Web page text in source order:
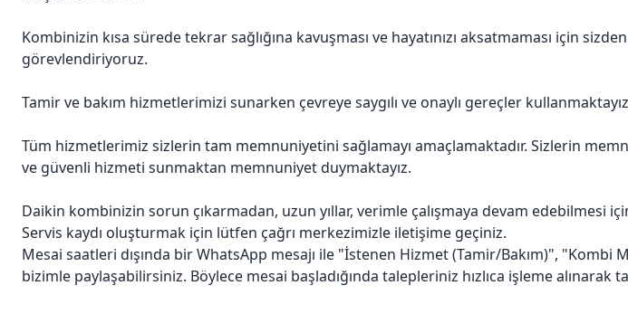
Kombinizin kısa sürede tekrar sağlığına kavuşması ve hayatınızı aksatmaması için
görevlendiriyoruz.
Tamir ve bakım hizmetlerimizi sunarken çevreye saygılı ve onaylı gereçler
Tüm hizmetlerimiz sizlerin tam memnuniyetini sağlamayı amaçlamaktadır. Sizlerin
ve güvenli hizmeti sunmaktan memnuniyet duymaktayız.
Daikin kombinizin sorun çıkarmadan, uzun yıllar, verimle çalışmaya devam edebilmesi
Servis kaydı oluşturmak için lütfen çağrı merkezimizle iletişime geçiniz.
Mesai saatleri dışında bir WhatsApp mesajı ile "İstenen Hizmet (Tamir/Bakım)",
bizimle paylaşabilirsiniz. Böylece mesai başladığında talepleriniz hızlıca işleme alınarak